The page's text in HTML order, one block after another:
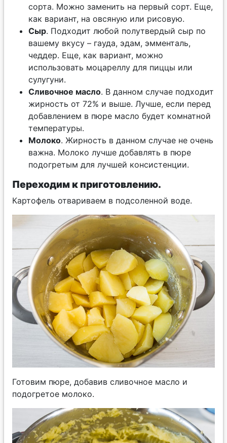
сорта. Можно заменить на первый сорт. Еще,
как вариант, на овсяную или рисовую.
Сыр. Подходит любой полутвердый сыр по
вашему вкусу – гауда, эдам, эмменталь,
чеддер. Еще, как вариант, можно
использовать моцареллу для пиццы или
сулугуни.
Сливочное масло. В данном случае подходит
жирность от 72% и выше. Лучше, если перед
добавлением в пюре масло будет комнатной
температуры.
Молоко. Жирность в данном случае не очень
важна. Молоко лучше добавлять в пюре
подогретым для лучшей консистенции.
Переходим к приготовлению.
Картофель отвариваем в подсоленной воде.
Готовим пюре, добавив сливочное масло и
подогретое молоко.